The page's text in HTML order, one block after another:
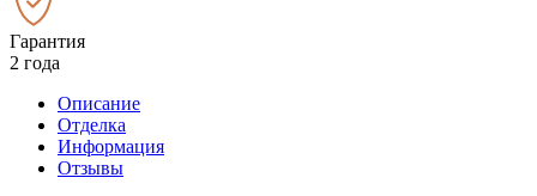
Гарантия
2 года
Описание
Отделка
Информация
Отзывы